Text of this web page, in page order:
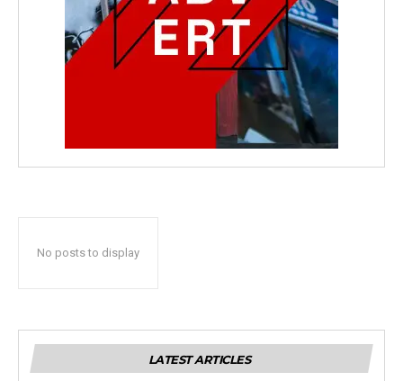
No posts to display
LATEST ARTICLES